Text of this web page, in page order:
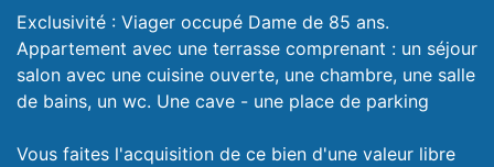
Exclusivité : Viager occupé Dame de 85 ans.
Appartement avec une terrasse comprenant : un séjour
salon avec une cuisine ouverte, une chambre, une salle
de bains, un wc. Une cave - une place de parking
Vous faites l'acquisition de ce bien d'une valeur libre